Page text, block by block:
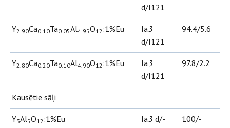
d/I121
Y2.90Ca0.10Ta0.05Al4.95O12 :1%Eu Ia3
d/I121
94.4/5.6
Y2.80Ca0.20Ta0.10Al4.90O12 :1%Eu Ia3
d/I121
97.8/2.2
Kausētie sāļi
Y3Al5O12 :1%Eu Ia3 d/- 100/-